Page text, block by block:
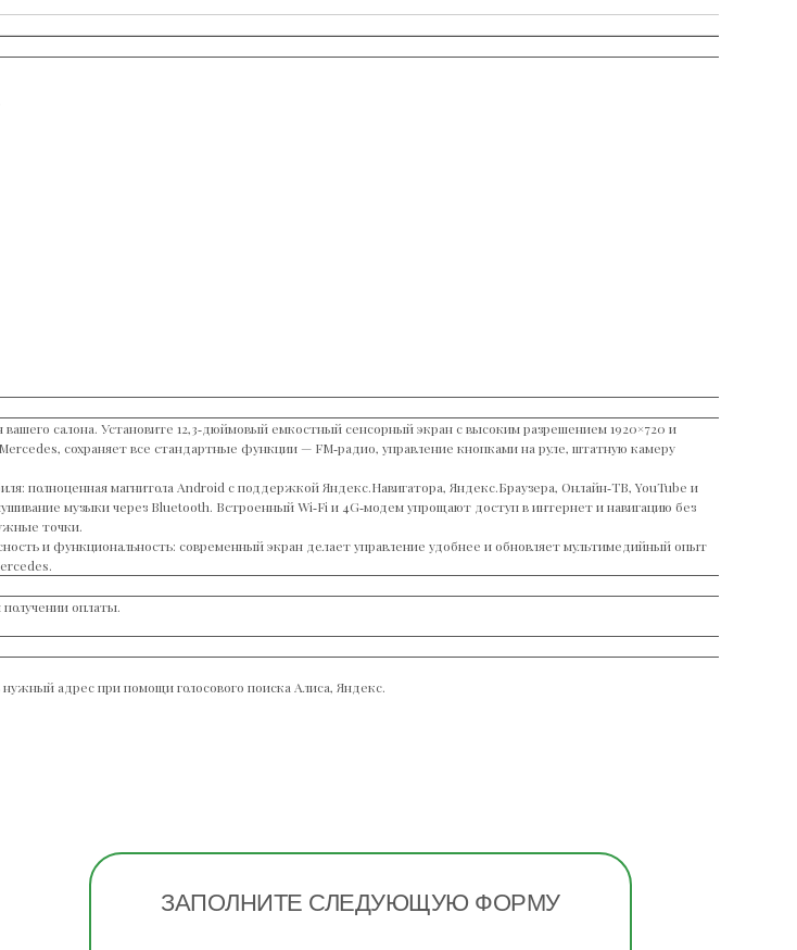
салона. Установите 12,3‑дюймовый емкостный сенсорный экран с высоким разрешением 1920×720 и
сохраняет все стандартные функции — FM‑радио, управление кнопками на руле, штатную камеру
полноценная магнитола Android с поддержкой Яндекс.Навигатора, Яндекс.Браузера, Онлайн‑ТВ, YouTube и
музыки через Bluetooth. Встроенный Wi‑Fi и 4G‑модем упрощают доступ в интернет и навигацию без
точки.
и функциональность: современный экран делает управление удобнее и обновляет мультимедийный опыт
оплаты.
адрес при помощи голосового поиска Алиса, Яндекс.
ЗАПОЛНИТЕ СЛЕДУЮЩУЮ ФОРМУ